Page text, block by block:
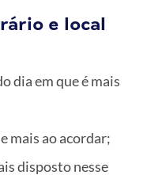
e local
dia em que é mais
mais ao acordar;
disposto nesse